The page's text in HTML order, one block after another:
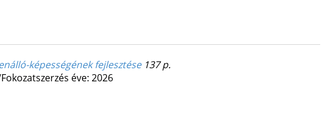
képességének fejlesztése137 p.
éve: 2026